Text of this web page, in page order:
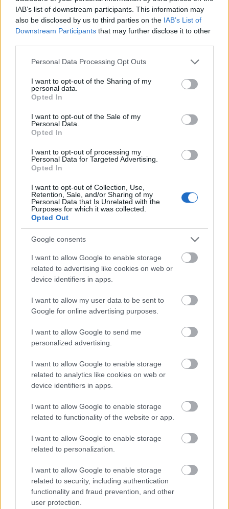
IAB’s list of downstream participants. This information may
also be disclosed by us to third parties on the IAB’s List of
Downstream Participants that may further disclose it to other
Please note that this website/app uses one or more Google
not limited to your visit or usage behaviour. You may click to
grant or deny consent to Google and its third-party tags to
use your data for below specified purposes in below Google
consent section.
Personal Data Processing Opt Outs
I want to opt-out of the Sharing of my
personal data.
Opted In
I want to opt-out of the Sale of my
Personal Data.
Opted In
I want to opt-out of processing my
Personal Data for Targeted Advertising.
Opted In
I want to opt-out of Collection, Use,
Retention, Sale, and/or Sharing of my
Personal Data that Is Unrelated with the
Purposes for which it was collected.
Opted Out
Google consents
I want to allow Google to enable storage
related to advertising like cookies on web or
device identifiers in apps.
I want to allow my user data to be sent to
Google for online advertising purposes.
I want to allow Google to send me
personalized advertising.
I want to allow Google to enable storage
related to analytics like cookies on web or
device identifiers in apps.
I want to allow Google to enable storage
related to functionality of the website or app.
I want to allow Google to enable storage
related to personalization.
I want to allow Google to enable storage
related to security, including authentication
functionality and fraud prevention, and other
user protection.
6. Ελαφόνησος – Ονειρικές παραλίες
χωρίς αεροπορικά
ωραιότερες της Μεσογείου. Με πρόσβαση οδικώς
(μέσω Λακωνίας), προσφέρει εμπειρία εξωτικού
νησιού με τιμές camping ή ενοικιαζόμενων
δωματίων προσιτές.
Ιδανική για: φοιτητές, ζευγάρια, φυσιολάτρες
Τιμές: camping από 10€/άτομο, δωμάτια από
40€
7. Καρυστία – Το «άγνωστο» νότιο
κομμάτι της Εύβοιας
Με παραλίες χωρίς πολυκοσμία, χωριά με
παραδοσιακή κουζίνα και καταλύματα με καλές
τιμές, η περιοχή της Καρυστίας στην Εύβοια είναι
ιδανική για καλοκαιρινή απόδραση χωρίς πλοίο και
χωρίς στρες.